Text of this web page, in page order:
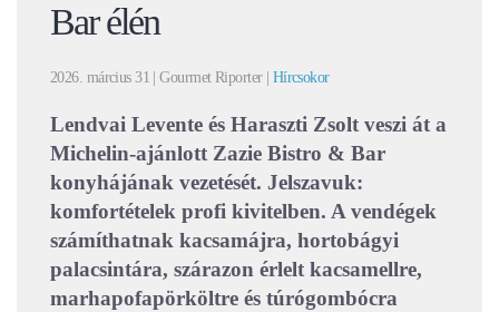
Bar élén
2026. március 31 | Gourmet Riporter | Hírcsokor
Lendvai Levente és Haraszti Zsolt veszi át a
Michelin-ajánlott Zazie Bistro & Bar
konyhájának vezetését. Jelszavuk:
komfortételek profi kivitelben. A vendégek
számíthatnak kacsamájra, hortobágyi
palacsintára, szárazon érlelt kacsamellre,
marhapofapörköltre és túrógombócra